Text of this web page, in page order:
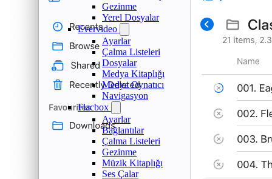
Gezinme
Yerel Dosyalar
Evervideo
Ayarlar
Çalma Listeleri
Dosyalar
Medya Kitaplığı
Medya Oynatıcı
Navigasyon
Flacbox
Ayarlar
Bağlantılar
Çalma Listeleri
Gezinme
Müzik Kitaplığı
Ses Çalar